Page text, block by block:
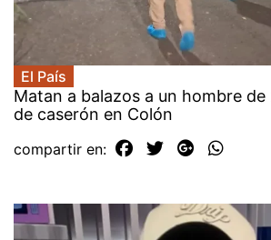
El País
Matan a balazos a un hombre
de caserón en Colón
compartir en: